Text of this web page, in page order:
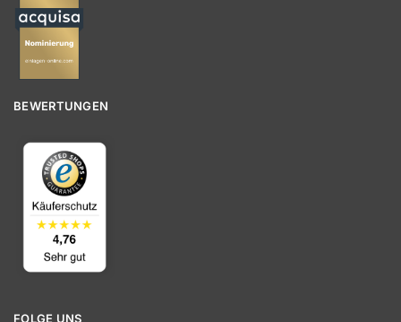
BEWERTUNGEN
FOLGE UNS